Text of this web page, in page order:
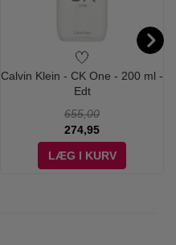
Calvin Klein - CK One - 200 ml -
Edt
655,00
274,95
LÆG I KURV